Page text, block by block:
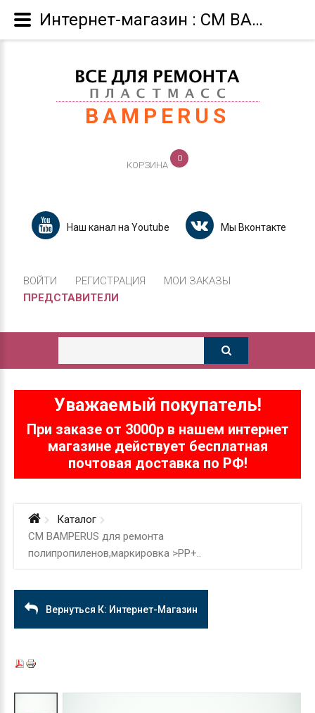
BAMPERUS
КОРЗИНА
0
Наш канал на Youtube Мы Вконтакте
ВОЙТИ РЕГИСТРАЦИЯ
МОИ ЗАКАЗЫ
ПРЕДСТАВИТЕЛИ
Уважаемый покупатель!
При заказе от 3000р в нашем интернет
магазине действует бесплатная
почтовая доставка по РФ!
Каталог
СМ BAMPERUS для ремонта
полипропиленов,маркировка >PP+..
Вернуться К: Интернет-Магазин
Интернет-магазин : СМ BAMPERUS для ремонта полипропиленов,маркировка >PP+..